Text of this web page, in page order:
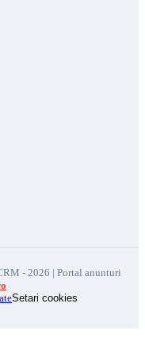
- 2026 | Portal anunturi
Setari cookies